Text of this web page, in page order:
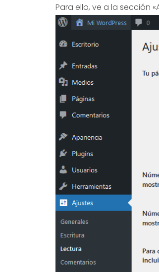
Para ello, ve a la sección